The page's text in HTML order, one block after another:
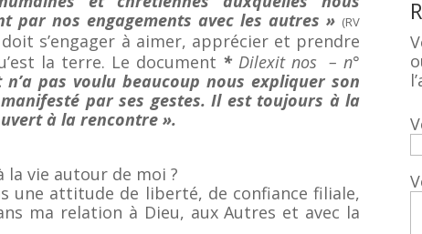
par nos engagements avec les autres » (RV
s’engager à aimer, apprécier et prendre
la terre. Le document *Dilexit nos – n°
n’a pas voulu beaucoup nous expliquer son
par ses gestes. Il est toujours à la
à la rencontre ».
la vie autour de moi ?
une attitude de liberté, de confiance filiale,
ma relation à Dieu, aux Autres et avec la